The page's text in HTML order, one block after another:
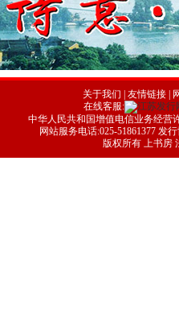
关于我们 友情链接 |
在线客服:
中华人民共和国增值电信业务经营
网站服务电话:025-51861377 发
版权所有 上书房